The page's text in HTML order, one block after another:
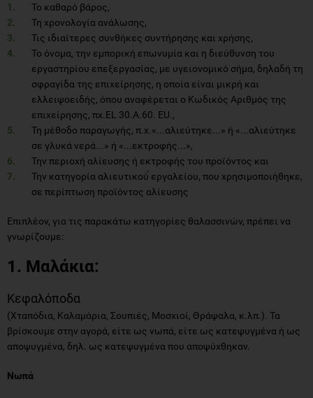
Το καθαρό βάρος,
Τη χρονολογία ανάλωσης,
Τις ιδιαίτερες συνθήκες συντήρησης και χρήσης,
Το όνομα, την εμπορική επωνυμία και η διεύθυνση του
εργαστηρίου επεξεργασίας, με υγειονομικό σήμα, δηλαδή τη
σφραγίδα της επιχείρησης, η οποία είναι μικρή και
ελλειψοειδής, όπου αναφέρεται ο Κωδικός Αριθμός της
επιχείρησης, πχ.EL 30.A.60. EU.,
Τη μέθοδο παραγωγής, π.χ.«...αλιεύτηκε...» ή «...αλιεύτηκε
σε γλυκά νερά...» ή «...εκτροφής...»,
Την περιοχή αλίευσης ή εκτροφής του προϊόντος και
Την κατηγορία αλιευτικού́ εργαλείου, που χρησιμοποιήθηκε,
σε περίπτωση προϊόντος αλίευσης
Επιπλέον, για τις παρακάτω κατηγορίες θαλασσινών, πρέπει να
γνωρίζουμε:
1. Μαλάκια:
Κεφαλόποδα
(Χταπόδια, Καλαμάρια, Σουπιές, Μοσχιοί, Θράψαλα, κ.λπ.). Τα
βρίσκουμε στην αγορά, είτε ως νωπά, είτε ως κατεψυγμένα ή ως
αποψυγμένα, δηλ. ως κατεψυγμένα που αποψύχθηκαν.
Νωπά